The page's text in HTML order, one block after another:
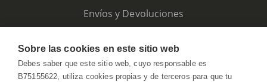
Envíos y Devoluciones
Sobre las cookies en este sitio web
Debes saber que este sitio web, cuyo responsable es
B75155622, utiliza cookies propias y de terceros para que tu